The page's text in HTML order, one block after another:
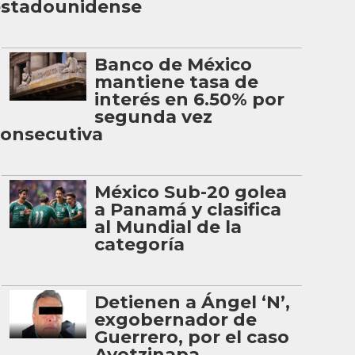
Banco de México
mantiene tasa de
interés en 6.50% por
segunda vez
México Sub-20 golea
a Panamá y clasifica
al Mundial de la
categoría
Detienen a Ángel ‘N’,
exgobernador de
Guerrero, por el caso